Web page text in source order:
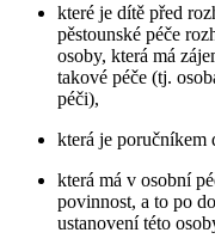
které je dítě před
pěstounské péče
osoby, která má
takové péče (tj.
péči),
která je poručníkem
která má v osobní
povinnost, a to po
ustanovení této